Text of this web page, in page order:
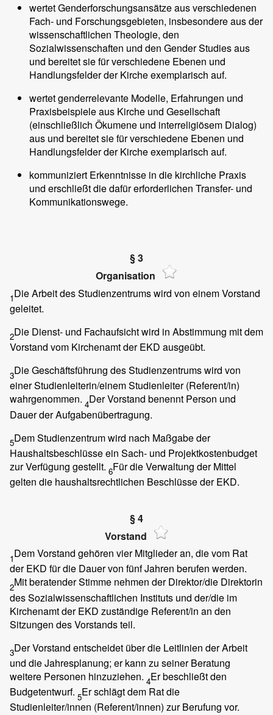
wertet Genderforschungsansätze aus verschiedenen
Fach- und Forschungsgebieten, insbesondere aus der
wissenschaftlichen Theologie, den
Sozialwissenschaften und den Gender Studies aus
und bereitet sie für verschiedene Ebenen und
Handlungsfelder der Kirche exemplarisch auf.
wertet genderrelevante Modelle, Erfahrungen und
Praxisbeispiele aus Kirche und Gesellschaft
(einschließlich Ökumene und interreligiösem Dialog)
aus und bereitet sie für verschiedene Ebenen und
Handlungsfelder der Kirche exemplarisch auf.
kommuniziert Erkenntnisse in die kirchliche Praxis
und erschließt die dafür erforderlichen Transfer- und
Kommunikationswege.
§ 3
Organisation
1Die Arbeit des Studienzentrums wird von einem Vorstand
geleitet.
2Die Dienst- und Fachaufsicht wird in Abstimmung mit dem
Vorstand vom Kirchenamt der EKD ausgeübt.
3Die Geschäftsführung des Studienzentrums wird von
einer Studienleiterin/einem Studienleiter (Referent/in)
wahrgenommen. 4Der Vorstand benennt Person und
Dauer der Aufgabenübertragung.
5Dem Studienzentrum wird nach Maßgabe der
Haushaltsbeschlüsse ein Sach- und Projektkostenbudget
zur Verfügung gestellt. 6Für die Verwaltung der Mittel
gelten die haushaltsrechtlichen Beschlüsse der EKD.
§ 4
Vorstand
1Dem Vorstand gehören vier Mitglieder an, die vom Rat
der EKD für die Dauer von fünf Jahren berufen werden.
2Mit beratender Stimme nehmen der Direktor/die Direktorin
des Sozialwissenschaftlichen Instituts und der/die im
Kirchenamt der EKD zuständige Referent/in an den
Sitzungen des Vorstands teil.
3Der Vorstand entscheidet über die Leitlinien der Arbeit
und die Jahresplanung; er kann zu seiner Beratung
weitere Personen hinzuziehen. 4Er beschließt den
Budgetentwurf. 5Er schlägt dem Rat die
Studienleiter/innen (Referent/innen) zur Berufung vor.